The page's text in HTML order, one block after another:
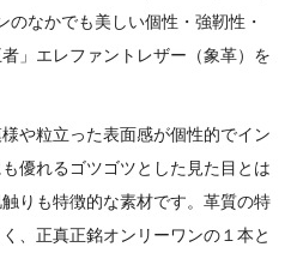
のなかでも美しい個性・強靭性・
」エレファントレザー（象革）を
や粒立った表面感が個性的でイン
優れるゴツゴツとした見た目とは
りも特徴的な素材です。革質の特
、正真正銘オンリーワンの１本と